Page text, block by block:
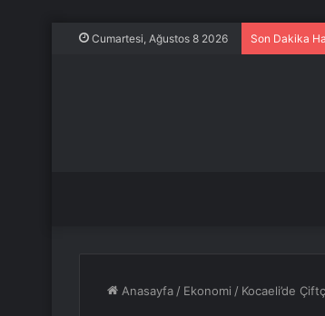
Cumartesi, Ağustos 8 2026 Son Dakika
Anasayfa / Ekonomi / Kocaeli’de